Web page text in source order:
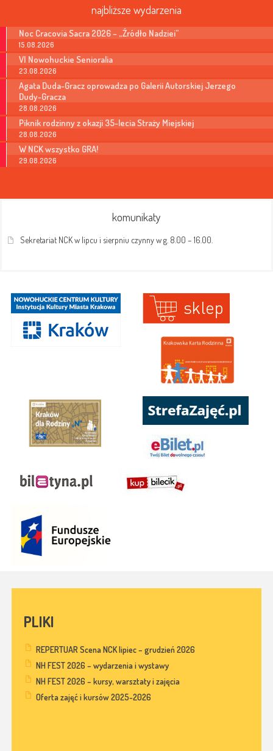
najbliższe wydarzenia
Noc Cracovia Sacra 2026 – „Źródło Nadziei”
15.08.2026
VI Nowohuckie Senioralia
23.08.2026
Agata Duda-Gracz oprowadza po Galerii Autorskiej Jerzego
Dudy-Gracza
28.08.2026
Piknik rodzinny z okazji 35-lecia Straży Miejskiej
28.08.2026
W NCK wszystko GRA!
29.08.2026
komunikaty
Sekretariat NCK w lipcu i sierpniu czynny w g. 8.00 – 16.00.
PLIKI
REPERTUAR Scena NCK lipiec – grudzień 2026
NH FEST 2026 – wydarzenia i wystawy
NH FEST 2026 – kursy, warsztaty i zajęcia
Oferta zajęć i kursów 2025-2026